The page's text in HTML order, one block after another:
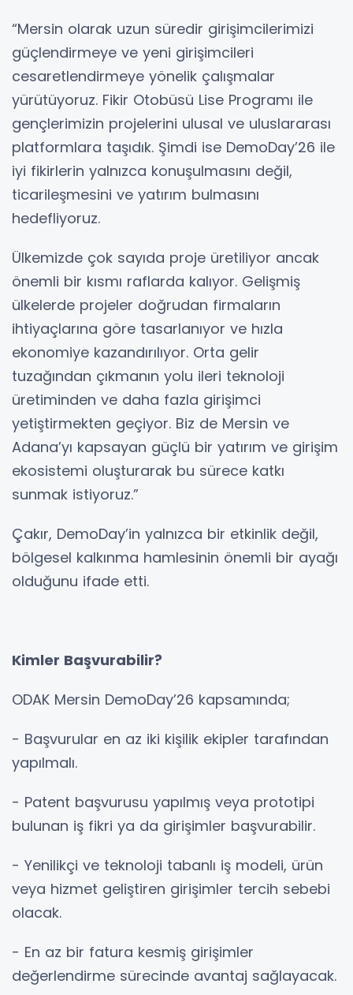
“Mersin olarak uzun süredir girişimcilerimizi
güçlendirmeye ve yeni girişimcileri
cesaretlendirmeye yönelik çalışmalar
yürütüyoruz. Fikir Otobüsü Lise Programı ile
gençlerimizin projelerini ulusal ve uluslararası
platformlara taşıdık. Şimdi ise DemoDay’26 ile
iyi fikirlerin yalnızca konuşulmasını değil,
ticarileşmesini ve yatırım bulmasını
hedefliyoruz.
Ülkemizde çok sayıda proje üretiliyor ancak
önemli bir kısmı raflarda kalıyor. Gelişmiş
ülkelerde projeler doğrudan firmaların
ihtiyaçlarına göre tasarlanıyor ve hızla
ekonomiye kazandırılıyor. Orta gelir
tuzağından çıkmanın yolu ileri teknoloji
üretiminden ve daha fazla girişimci
yetiştirmekten geçiyor. Biz de Mersin ve
Adana’yı kapsayan güçlü bir yatırım ve girişim
ekosistemi oluşturarak bu sürece katkı
sunmak istiyoruz.”
Çakır, DemoDay’in yalnızca bir etkinlik değil,
bölgesel kalkınma hamlesinin önemli bir ayağı
olduğunu ifade etti.
Kimler Başvurabilir?
ODAK Mersin DemoDay’26 kapsamında;
- Başvurular en az iki kişilik ekipler tarafından
yapılmalı.
- Patent başvurusu yapılmış veya prototipi
bulunan iş fikri ya da girişimler başvurabilir.
- Yenilikçi ve teknoloji tabanlı iş modeli, ürün
veya hizmet geliştiren girişimler tercih sebebi
olacak.
- En az bir fatura kesmiş girişimler
değerlendirme sürecinde avantaj sağlayacak.